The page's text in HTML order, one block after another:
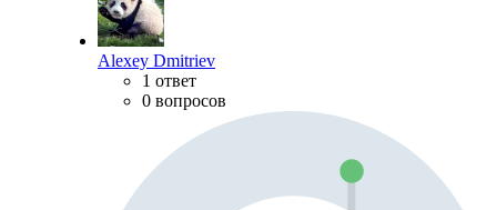
Alexey Dmitriev
1 ответ
0 вопросов